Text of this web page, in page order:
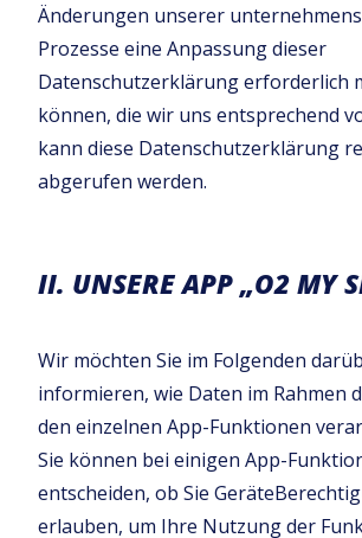
Änderungen unserer
Prozesse eine Anpassung dieser
Datenschutzerklärung erforderlich
können, die wir uns entsprechend
kann diese Datenschutzerklärung
abgerufen werden.
II. UNSERE APP „O2 MY
Wir möchten Sie im Folgenden
informieren, wie Daten im Rahmen
den einzelnen App-Funktionen
Sie können bei einigen App-
entscheiden, ob Sie
erlauben, um Ihre Nutzung der